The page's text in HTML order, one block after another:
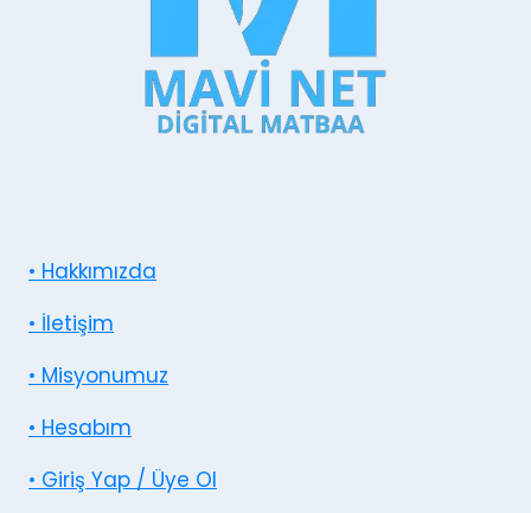
• Hakkımızda
• İletişim
• Misyonumuz
• Hesabım
• Giriş Yap / Üye Ol